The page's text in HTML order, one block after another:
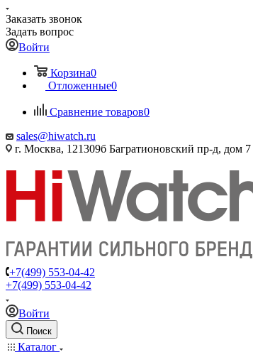
Заказать звонок
Задать вопрос
Войти
Корзина0
Отложенные0
Сравнение товаров0
sales@hiwatch.ru
г. Москва, 121309б Багратионовский пр-д, дом 7
+7(499) 553-04-42
+7(499) 553-04-42
Войти
Поиск
Каталог